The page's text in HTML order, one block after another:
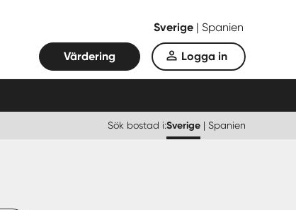
Sverige | Spanien
Värdering Logga in
Sök bostad i:Sverige | Spanien